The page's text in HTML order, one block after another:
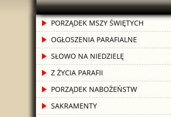
PORZĄDEK MSZY ŚWIĘTYCH
OGŁOSZENIA PARAFIALNE
SŁOWO NA NIEDZIELĘ
Z ŻYCIA PARAFII
PORZĄDEK NABOŻEŃSTW
SAKRAMENTY